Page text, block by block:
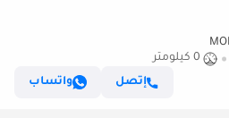
0 كيلومتر
إتصل
واتساب